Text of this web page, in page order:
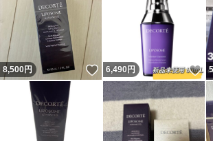
8,500円 いいね！
6,490 円